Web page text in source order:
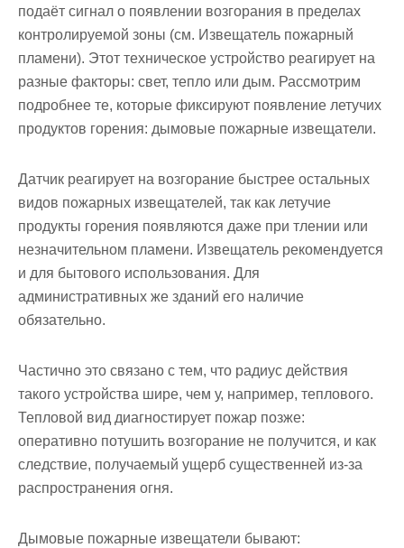
подаёт сигнал о появлении возгорания в пределах
контролируемой зоны (см. Извещатель пожарный
пламени). Этот техническое устройство реагирует на
разные факторы: свет, тепло или дым. Рассмотрим
подробнее те, которые фиксируют появление летучих
продуктов горения: дымовые пожарные извещатели.
Датчик реагирует на возгорание быстрее остальных
видов пожарных извещателей, так как летучие
продукты горения появляются даже при тлении или
незначительном пламени. Извещатель рекомендуется
и для бытового использования. Для
административных же зданий его наличие
обязательно.
Частично это связано с тем, что радиус действия
такого устройства шире, чем у, например, теплового.
Тепловой вид диагностирует пожар позже:
оперативно потушить возгорание не получится, и как
следствие, получаемый ущерб существенней из-за
распространения огня.
Дымовые пожарные извещатели бывают: